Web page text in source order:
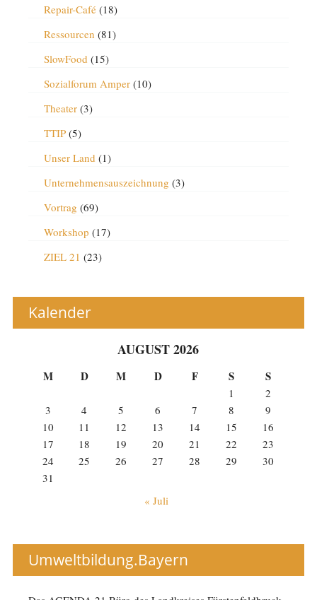
Repair-Café(18)
Ressourcen (81)
SlowFood (15)
Sozialforum Amper(10)
Theater(3)
TTIP(5)
Unser Land (1)
Unternehmensauszeichnung (3)
Vortrag (69)
Workshop (17)
ZIEL 21 (23)
Kalender
AUGUST 2026
M D M D F S S
1
2
3
4 5 6 7 8
9
10
11 12 13 14 15
16
17
18 19 20 21 22
23
24
25 26 27 28 29
30
31
« Juli
Umweltbildung.Bayern